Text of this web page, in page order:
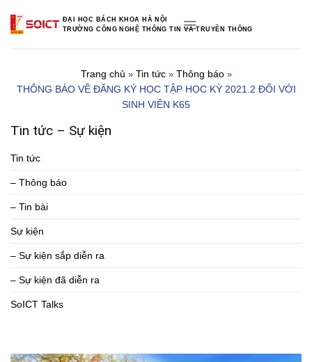
content
ĐẠI HỌC BÁCH KHOA HÀ NỘI
TRƯỜNG CÔNG NGHỆ THÔNG TIN VÀ TRUYỀN THÔNG
Trang chủ » Tin tức» Thông báo»
THÔNG BÁO VỀ ĐĂNG KÝ HỌC TẬP HỌC KỲ 2021.2 ĐỐI VỚI
SINH VIÊN K65
Tin tức – Sự kiện
Tin tức
– Thông báo
– Tin bài
Sự kiện
– Sự kiện sắp diễn ra
– Sự kiện đã diễn ra
SoICT Talks